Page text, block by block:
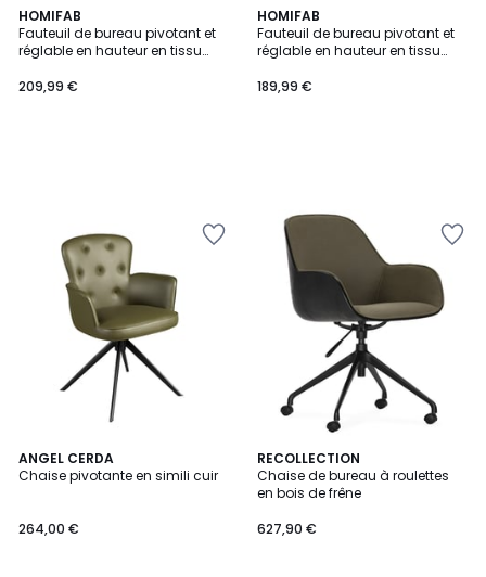
HOMIFAB
Fauteuil de bureau pivotant et
réglable en hauteur en tissu
209,99 €
HOMIFAB
Fauteuil de bureau pivotant et
réglable en hauteur en tissu
189,99 €
ANGEL CERDA
Chaise pivotante en simili cuir
264,00 €
RECOLLECTION
Chaise de bureau à roulettes
en bois de frêne
627,90 €